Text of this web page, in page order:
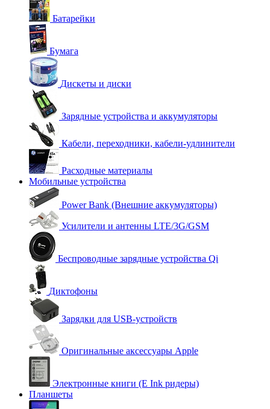
Батарейки
Бумага
Дискеты и диски
Зарядные устройства и аккумуляторы
Кабели, переходники, кабели-удлинители
Расходные материалы
Мобильные устройства
Power Bank (Внешние аккумуляторы)
Усилители и антенны LTE/3G/GSM
Беспроводные зарядные устройства Qi
Диктофоны
Зарядки для USB-устройств
Оригинальные аксессуары Apple
Электронные книги (E Ink ридеры)
Планшеты